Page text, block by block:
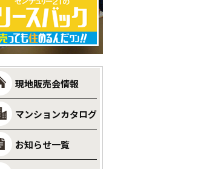
現地販売会情報
マンションカタログ
お知らせ一覧